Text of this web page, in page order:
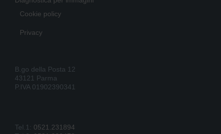
Cookie policy
Privacy
B.go della Posta 12
43121 Parma
P.IVA 01902390341
Tel.1: 0521.231894